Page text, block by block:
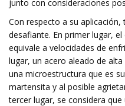
junto con consideraciones
Con respecto a su aplicación,
desafiante. En primer lugar,
equivale a velocidades de
lugar, un acero aleado de
una microestructura que es
martensita y al posible
tercer lugar, se considera